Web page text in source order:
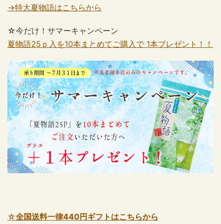
→特大夏物語はこちらから
☆今だけ！サマーキャンペーン
夏物語25ｐ入を10本まとめてご購入で 1本プレゼント！！
☆全国送料一律440円ギフトはこちらから